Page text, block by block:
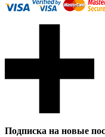
Подписка на новые